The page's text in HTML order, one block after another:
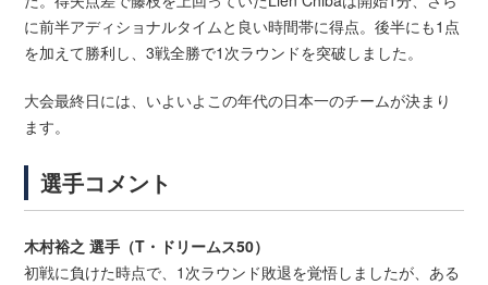
に前半アディショナルタイムと良い時間帯に得点。後半にも1点
を加えて勝利し、3戦全勝で1次ラウンドを突破しました。
大会最終日には、いよいよこの年代の日本一のチームが決まり
ます。
選手コメント
木村裕之 選手（T・ドリームス50）
初戦に負けた時点で、1次ラウンド敗退を覚悟しましたが、ある